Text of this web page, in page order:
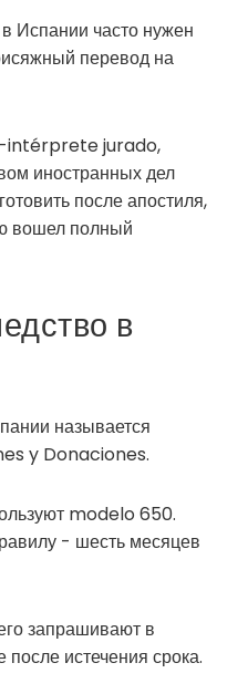
Испании часто нужен
перевод на
intérprete jurado,
иностранных дел
после апостиля,
вошел полный
в
называется
y Donaciones.
modelo 650.
- шесть месяцев
запрашивают в
истечения срока.